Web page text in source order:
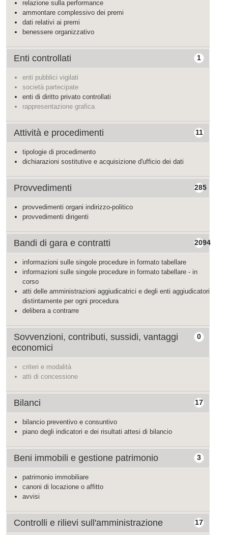
relazione sulla performance
ammontare complessivo dei premi
dati relativi ai premi
benessere organizzativo
1
Enti controllati
enti pubblici vigilati
società partecipate
enti di diritto privato controllati
rappresentazione grafica
11
Attività e procedimenti
tipologie di procedimento
dichiarazioni sostitutive e acquisizione d'ufficio dei dati
285
Provvedimenti
provvedimenti organi indirizzo-politico
provvedimenti dirigenti
2094
Bandi di gara e contratti
informazioni sulle singole procedure in formato tabellare
informazioni sulle singole procedure in formato tabellare - in
corso
atti delle amministrazioni aggiudicatrici e degli enti aggiudicatori
distintamente per ogni procedura
delibera a contrarre
0
Sovvenzioni, contributi, sussidi, vantaggi
economici
criteri e modalità
atti di concessione
17
Bilanci
bilancio preventivo e consuntivo
piano degli indicatori e dei risultati attesi di bilancio
3
Beni immobili e gestione patrimonio
patrimonio immobiliare
canoni di locazione o affitto
avvisi
17
Controlli e rilievi sull'amministrazione